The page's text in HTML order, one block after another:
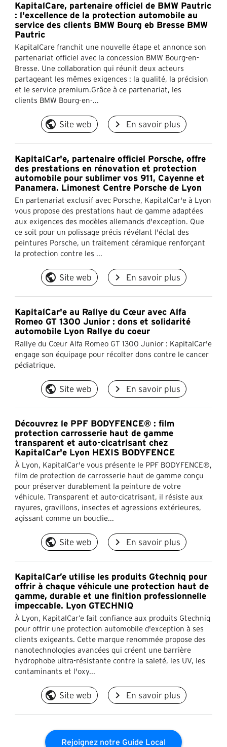
KapitalCare, partenaire officiel de BMW Pautric
: l'excellence de la protection automobile au
service des clients BMW Bourg eb Bresse BMW
Pautric
KapitalCare franchit une nouvelle étape et annonce son
partenariat officiel avec la concession BMW Bourg-en-
Bresse. Une collaboration qui réunit deux acteurs
partageant les mêmes exigences : la qualité, la précision
et le service premium.Grâce à ce partenariat, les
clients BMW Bourg-en-...
public Site web navigate_next En savoir plus
KapitalCar'e, partenaire officiel Porsche, offre
des prestations en rénovation et protection
automobile pour sublimer vos 911, Cayenne et
Panamera. Limonest Centre Porsche de Lyon
En partenariat exclusif avec Porsche, KapitalCar'e à Lyon
vous propose des prestations haut de gamme adaptées
aux exigences des modèles allemands d'exception. Que
ce soit pour un polissage précis révélant l'éclat des
peintures Porsche, un traitement céramique renforçant
la protection contre les ...
public Site web navigate_next En savoir plus
KapitalCar'e au Rallye du Cœur avec Alfa
Romeo GT 1300 Junior : dons et solidarité
automobile Lyon Rallye du coeur
Rallye du Cœur Alfa Romeo GT 1300 Junior : KapitalCar'e
engage son équipage pour récolter dons contre le cancer
pédiatrique.
public Site web navigate_next En savoir plus
Découvrez le PPF BODYFENCE® : film
protection carrosserie haut de gamme
transparent et auto-cicatrisant chez
KapitalCar'e Lyon HEXIS BODYFENCE
À Lyon, KapitalCar'e vous présente le PPF BODYFENCE®,
film de protection de carrosserie haut de gamme conçu
pour préserver durablement la peinture de votre
véhicule. Transparent et auto-cicatrisant, il résiste aux
rayures, gravillons, insectes et agressions extérieures,
agissant comme un bouclie...
public Site web navigate_next En savoir plus
KapitalCar’e utilise les produits Gtechniq pour
offrir à chaque véhicule une protection haut de
gamme, durable et une finition professionnelle
impeccable. Lyon GTECHNIQ
À Lyon, KapitalCar’e fait confiance aux produits Gtechniq
pour offrir une protection automobile d'exception à ses
clients exigeants. Cette marque renommée propose des
nanotechnologies avancées qui créent une barrière
hydrophobe ultra-résistante contre la saleté, les UV, les
contaminants et l'oxy...
public Site web navigate_next En savoir plus
Rejoignez notre Guide Local